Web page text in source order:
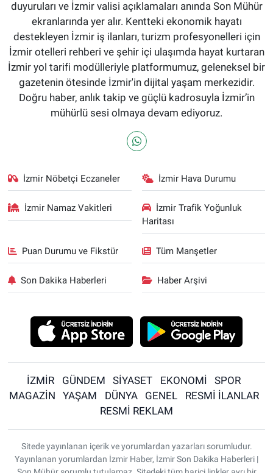
duyuruları ve İzmir valisi açıklamaları anında Son Mühür
ekranlarında yer alır. Kentteki ekonomik hayatı
destekleyen İzmir iş ilanları, turizm profesyonelleri için
İzmir otelleri rehberi ve şehir içi ulaşımda hayat kurtaran
İzmir yol tarifi modülleriyle platformumuz, geleneksel bir
gazetenin ötesinde İzmir'in dijital yaşam merkezidir.
Doğru haber, anlık takip ve güçlü kadrosuyla İzmir’in
mühürlü sesi olmaya devam ediyoruz.
İzmir Nöbetçi Eczaneler İzmir Hava Durumu
İzmir Namaz Vakitleri
İzmir Trafik Yoğunluk
Haritası
Puan Durumu ve Fikstür Tüm Manşetler
Son Dakika Haberleri Haber Arşivi
İZMİR GÜNDEM SİYASET EKONOMİ
SPOR
MAGAZİN
YAŞAM DÜNYA GENEL
RESMİ İLANLAR
RESMİ REKLAM
Sitede yayınlanan içerik ve yorumlardan yazarları sorumludur.
Yayınlanan yorumlardan İzmir Haber, İzmir Son Dakika Haberleri |